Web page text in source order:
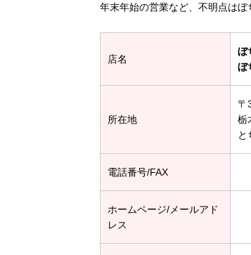
年末年始の営業など、不明点はぼ
店名
ぼ
ぼ
所在地
〒
栃
と
電話番号/FAX
ホームページ/メールアド
レス